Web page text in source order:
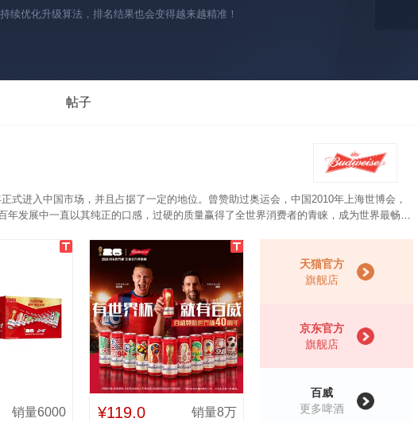
续优化升级算法，排名结果也会变得越来越精准！
帖子
式进入中国市场，并且占据了一定的地位。曾赞助过奥运会，中国2010年上海世博会，
年发展中一直以其纯正的口感，过硬的质量赢得了全世界消费者的青睐，成为世界最畅
啤酒格外清爽。
销量6000 ¥119.0 销量8万
天猫官方
旗舰店
京东官方
旗舰店
百威
更多啤酒